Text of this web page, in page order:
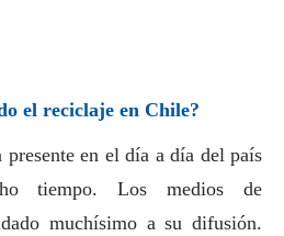
el reciclaje en Chile?
presente en el día a día del país
tiempo. Losmedios de
muchísimo a su difusión.